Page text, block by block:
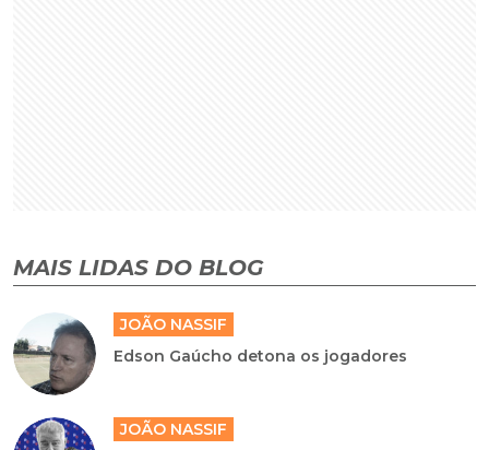
MAIS LIDAS DO BLOG
JOÃO NASSIF
Edson Gaúcho detona os jogadores
JOÃO NASSIF